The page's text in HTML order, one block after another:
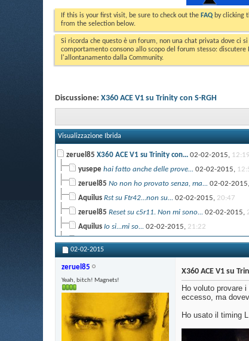
If this is your first visit, be sure to check out the FAQ by clicking
from the selection below.
Si ricorda che questo è un forum, non una chat privata dove ci
comportamento consono allo scopo del forum stesso: discutere
l'allontanamento dalla Community.
Discussione: X360 ACE V1 su Trinity con S-RGH
Visualizzazione Ibrida
zeruel85 X360 ACE V1 su Trinity con... 02-02-2015, 12:19
yusepe hai fatto anche delle prove... 02-02-2015,
zeruel85 No non ho provato senza, ma... 02-02-2015,
Aquilus Rst su Ftr42...non su... 02-02-2015, 20:47
zeruel85 Reset su c5r11. Non mi sono... 02-02-2015,
Aquilus Io si...mi so... 02-02-2015, 21:22
Worf Ciao Zeruel. Ho copiato la...16-12-2016,13:47
zeruel85 Bella domanda. E' una vita...16-12-2016,
Worf
Ok grande, infatti adesso è... 16-12-2016,
zeruel85 Hai problemi con il keyvault.... 17-12-2016,
Niente di tutto ciò. Se ti...17-12-2016,14:29
zeruel85
Parlavi di dvd key a 0,...17-12-2016,19:16
02-02-2015
zeruel85
Yeah, bitch! Magnets!
X360 ACE V1 su
Ho voluto provare
eccesso, ma
Ho usato il timing